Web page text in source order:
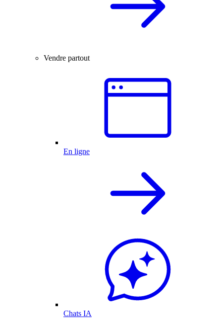
Vendre partout
En ligne
Chats IA